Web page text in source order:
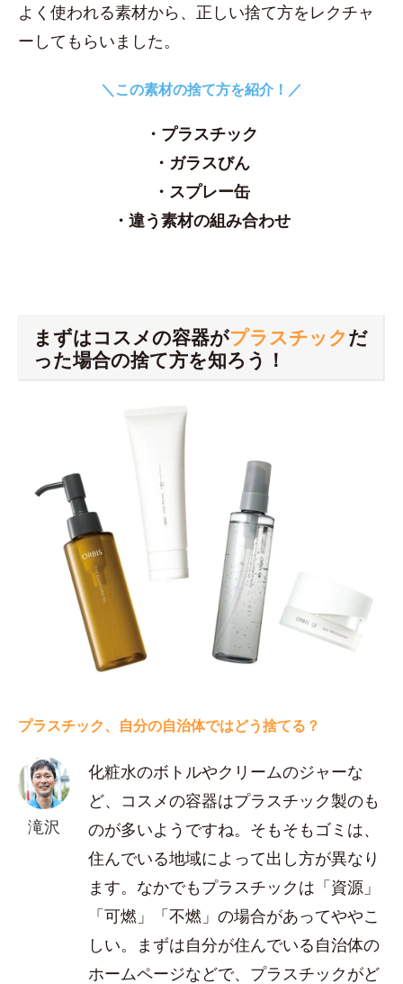
よく使われる素材から、正しい捨て方をレクチャ
ーしてもらいました。
＼この素材の捨て方を紹介！／
・プラスチック
・ガラスびん
・スプレー缶
・違う素材の組み合わせ
まずはコスメの容器がプラスチックだ
った場合の捨て方を知ろう！
プラスチック、自分の自治体ではどう捨てる？
滝沢
化粧水のボトルやクリームのジャーな
ど、コスメの容器はプラスチック製のも
のが多いようですね。そもそもゴミは、
住んでいる地域によって出し方が異なり
ます。なかでもプラスチックは「資源」
「可燃」「不燃」の場合があってややこ
しい。まずは自分が住んでいる自治体の
ホームページなどで、プラスチックがど